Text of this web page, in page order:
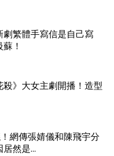
繁體手寫信是自己寫
！
》大女主劇開播！造型
網傳張婧儀和陳飛宇分
居然是…